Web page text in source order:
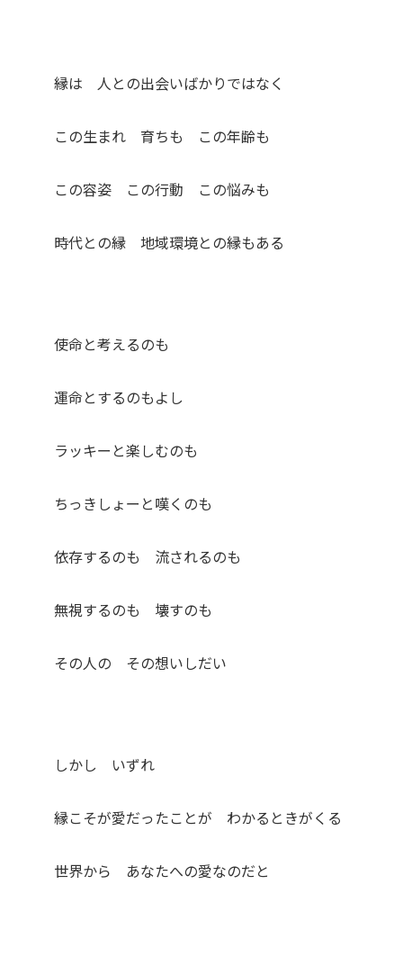
縁は 人との出会いばかりではなく
この生まれ 育ちも この年齢も
この容姿 この行動 この悩みも
時代との縁 地域環境との縁もある
使命と考えるのも
運命とするのもよし
ラッキーと楽しむのも
ちっきしょーと嘆くのも
依存するのも 流されるのも
無視するのも 壊すのも
その人の その想いしだい
しかし いずれ
縁こそが愛だったことが わかるときがくる
世界から あなたへの愛なのだと